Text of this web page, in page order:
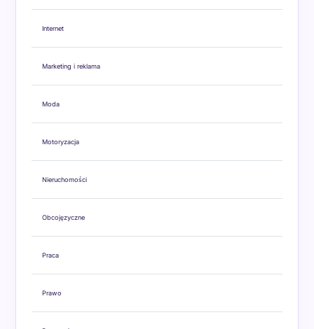
Internet
Marketing i reklama
Moda
Motoryzacja
Nieruchomości
Obcojęzyczne
Praca
Prawo